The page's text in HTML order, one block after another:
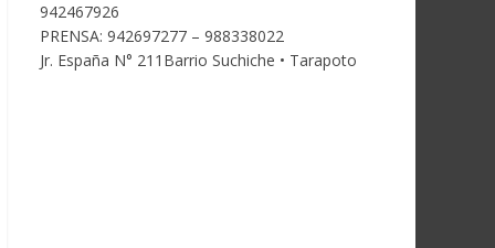
942467926
PRENSA: 942697277 – 988338022
Jr. España N° 211Barrio Suchiche • Tarapoto